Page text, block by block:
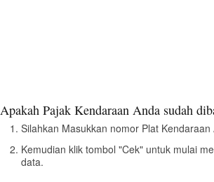
Apakah Pajak Kendaraan Anda sudah
Silahkan Masukkan nomor Plat Kendaraan
Kemudian klik tombol "Cek" untuk mulai
data.